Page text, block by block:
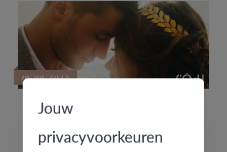
19/09/2022
HOUD JE VAN SPECIALE TROUWRINGEN?
De exclusieve trouwringencollectie f'OrU presenteert
Jouw
privacyvoorkeuren